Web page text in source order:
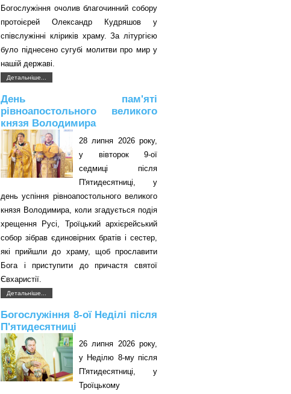
Богослужіння очолив благочинний собору
протоієрей Олександр Кудряшов у
співслужінні кліриків храму. За літургією
було піднесено сугубі молитви про мир у
нашій державі.
Детальніше...
День пам'яті
рівноапостольного великого
князя Володимира
28 липня 2026 року,
у вівторок 9-ої
седмиці після
П'ятидесятниці, у
день успіння рівноапостольного великого
князя Володимира, коли згадується подія
хрещення Русі, Троїцький архієрейський
собор зібрав єдиновірних братів і сестер,
які прийшли до храму, щоб прославити
Бога і приступити до причастя святої
Євхаристії.
Детальніше...
Богослужіння 8-ої Неділі після
П'ятидесятниці
26 липня 2026 року,
у Неділю 8-му після
П'ятидесятниці, у
Троїцькому